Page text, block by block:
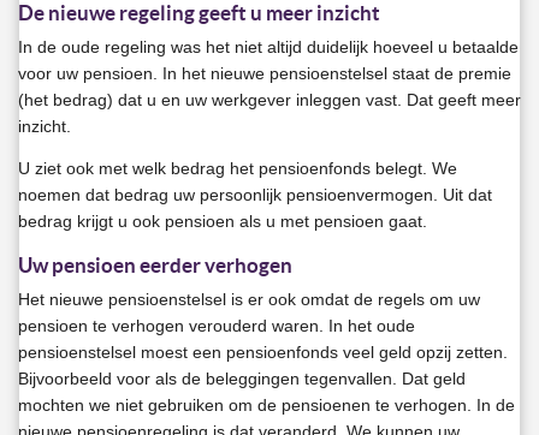
De nieuwe regeling geeft u meer inzicht
In de oude regeling was het niet altijd duidelijk hoeveel u betaalde
voor uw pensioen. In het nieuwe pensioenstelsel staat de premie
(het bedrag) dat u en uw werkgever inleggen vast. Dat geeft meer
inzicht.
U ziet ook met welk bedrag het pensioenfonds belegt. We
noemen dat bedrag uw persoonlijk pensioenvermogen. Uit dat
bedrag krijgt u ook pensioen als u met pensioen gaat.
Uw pensioen eerder verhogen
Het nieuwe pensioenstelsel is er ook omdat de regels om uw
pensioen te verhogen verouderd waren. In het oude
pensioenstelsel moest een pensioenfonds veel geld opzij zetten.
Bijvoorbeeld voor als de beleggingen tegenvallen. Dat geld
mochten we niet gebruiken om de pensioenen te verhogen. In de